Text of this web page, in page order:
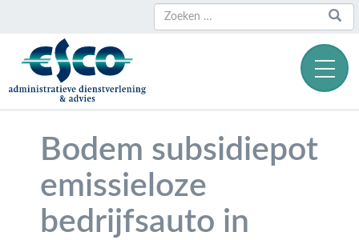
Zoeken
Zoeken
naar:
Bodem subsidiepot
emissieloze
bedrijfsauto in